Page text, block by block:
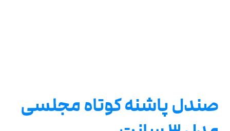
صندل پاشنه کوتاه مجلسی